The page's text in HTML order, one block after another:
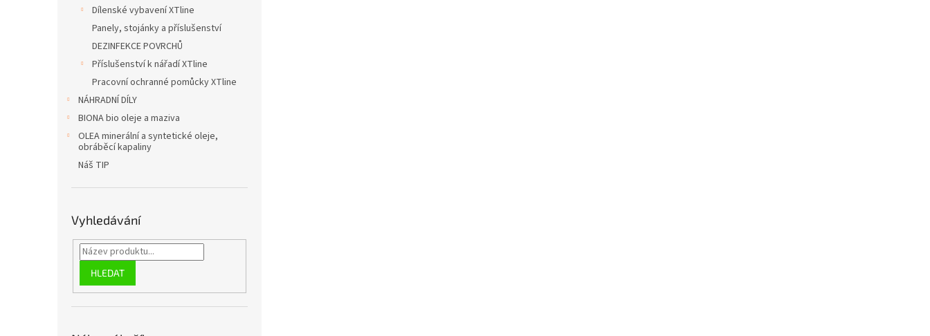
Dílenské vybavení XTline
Panely, stojánky a příslušenství
DEZINFEKCE POVRCHŮ
Příslušenství k nářadí XTline
Pracovní ochranné pomůcky XTline
NÁHRADNÍ DÍLY
BIONA bio oleje a maziva
OLEA minerální a syntetické oleje,
obráběcí kapaliny
Náš TIP
Vyhledávání
HLEDAT